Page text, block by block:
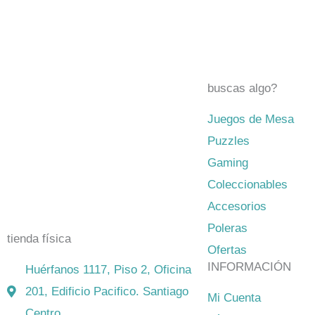
tienda física
Huérfanos 1117, Piso 2, Oficina
201, Edificio Pacifico. Santiago
buscas algo?
Juegos de Mesa
Puzzles
Gaming
Coleccionables
Accesorios
Poleras
Ofertas
INFORMACIÓN
Mi Cuenta